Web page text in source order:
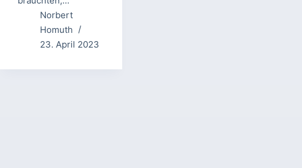
Norbert
Homuth
23. April 2023